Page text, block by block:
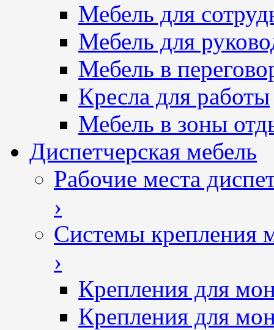
Мебель для
Мебель для
Мебель в
Кресла для работы
Мебель в зоны
Диспетчерская мебель
Рабочие места
›
Системы крепления
›
Крепления для
Крепления для